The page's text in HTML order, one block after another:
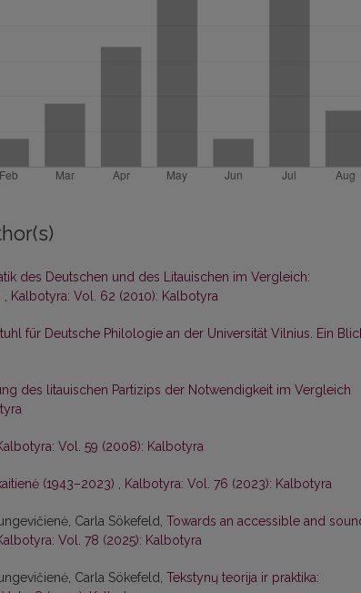
des Deutschen und des Litauischen im Vergleich:
, Kalbotyra: Vol. 62 (2010): Kalbotyra
für Deutsche Philologie an der Universität Vilnius. Ein
des litauischen Partizips der Notwendigkeit im Vergleich
Vol. 59 (2008): Kalbotyra
(1943–2023) , Kalbotyra: Vol. 76 (2023): Kalbotyra
Carla Sökefeld, Towards an accessible and
Vol. 78 (2025): Kalbotyra
Carla Sökefeld, Tekstynų teorija ir praktika: